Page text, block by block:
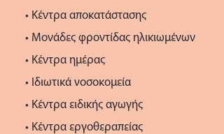
• Κέντρα αποκατάστασης
• Μονάδες φροντίδας ηλικιωμένων
• Κέντρα ημέρας
• Ιδιωτικά νοσοκομεία
• Κέντρα ειδικής αγωγής
• Κέντρα εργοθεραπείας